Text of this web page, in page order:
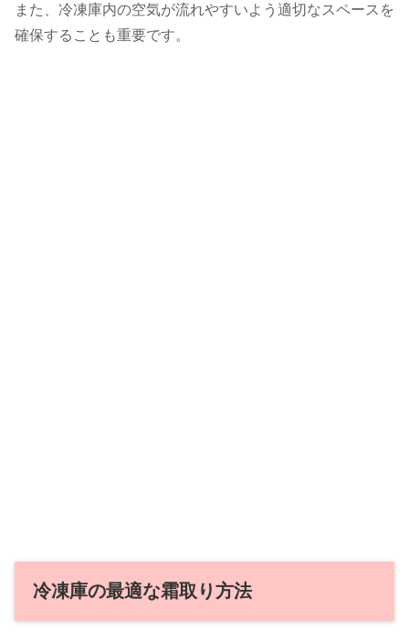
また、冷凍庫内の空気が流れやすいよう適切なスペースを
確保することも重要です。
冷凍庫の最適な霜取り方法